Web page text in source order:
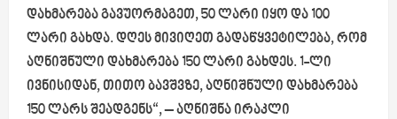
დახმარებაგავუორმაგეთ, 50 ლარი იყო და 100
ლარი გახდა. დღეს მივიღეთ გადაწყვეტილება, რომ
აღნიშნული დახმარება 150 ლარი გახდეს. 1-ლი
ივნისიდან, თითო ბავშვზე, აღნიშნული დახმარება
150 ლარს შეადგენს“, – აღნიშნა ირაკლი